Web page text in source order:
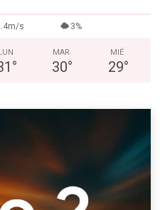
s 3%
LUN
°
MAR
30°
MIÉ
29°